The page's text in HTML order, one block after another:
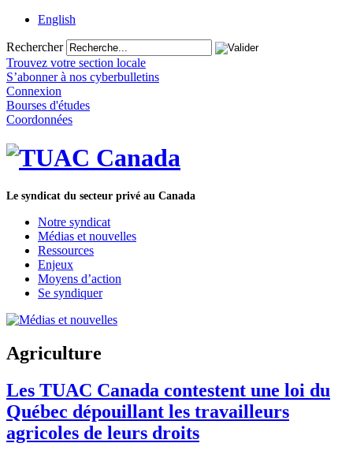
English
Rechercher
Trouvez votre section locale
S’abonner à nos cyberbulletins
Connexion
Bourses d'études
Coordonnées
Le syndicat du secteur privé au Canada
Notre syndicat
Médias et nouvelles
Ressources
Enjeux
Moyens d’action
Se syndiquer
Agriculture
Les TUAC Canada contestent une loi du
Québec dépouillant les travailleurs
agricoles de leurs droits